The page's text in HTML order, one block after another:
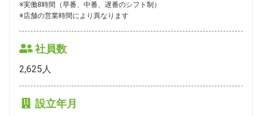
※実働8時間（早番、中番、遅番のシフト制）
※店舗の営業時間により異なります
社員数
2,625人
設立年月